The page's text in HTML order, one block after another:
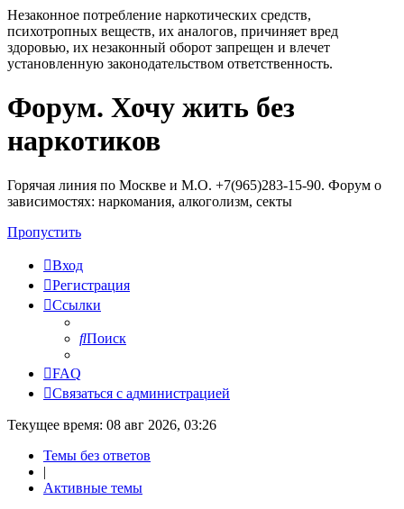
Незаконное потребление наркотических средств,
психотропных веществ, их аналогов, причиняет вред
здоровью, их незаконный оборот запрещен и влечет
установленную законодательством ответственность.
Регистрация
Форум. Хочу жить без
наркотиков
Горячая линия по Москве и М.О. +7(965)283-15-90. Форум о
зависимостях: наркомания, алкоголизм, секты
Пропустить
Вход
Регистрация
Ссылки
Поиск
FAQ
Связаться с администрацией
Текущее время: 08 авг 2026, 03:26
Темы без ответов
|
Активные темы